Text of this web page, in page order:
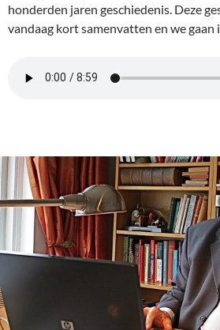
honderden jaren geschiedenis. Deze
vandaag kort samenvatten en we